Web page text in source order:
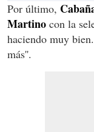
Por último,
Martino con la
haciendo muy
más''.